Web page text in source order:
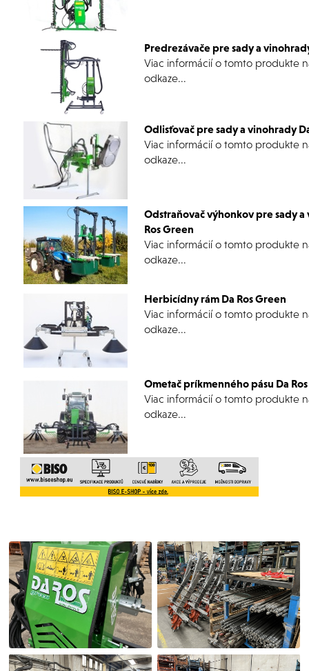
Predrezávače pre sady a
Viac informácií o tomto produkte
odkaze...
Odlisťovač pre sady a vinohrady
Viac informácií o tomto produkte
odkaze...
Odstraňovač výhonkov pre sady a
Ros Green
Viac informácií o tomto produkte
odkaze...
Herbicídny rám Da Ros Green
Viac informácií o tomto produkte
odkaze...
Ometač príkmenného pásu Da
Viac informácií o tomto produkte
odkaze...